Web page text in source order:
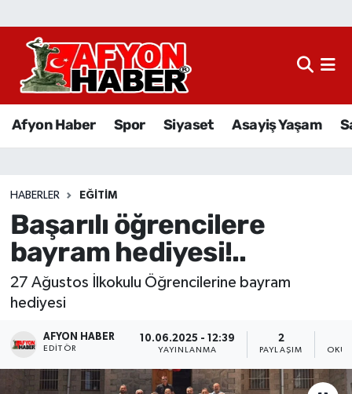
Afyon Haber Spor Siyaset Asayiş Yaşam
HABERLER EĞITIM
Başarılı öğrencilere
bayram hediyesi!..
27 Ağustos İlkokulu Öğrencilerine bayram
hediyesi
AFYON HABER
EDITÖR
10.06.2025 - 12:39
YAYINLANMA
2
PAYLAŞIM
Afyon Haber
Sağlık
Eğitim
Sivil Toplum
Ekonomi
Magazin